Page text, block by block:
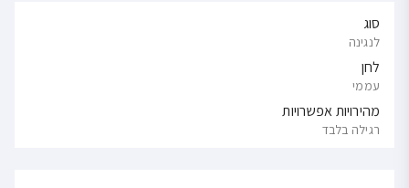
סוג
לנגינה
לחן
עממי
מהירויות אפשרויות
רגילה בלבד